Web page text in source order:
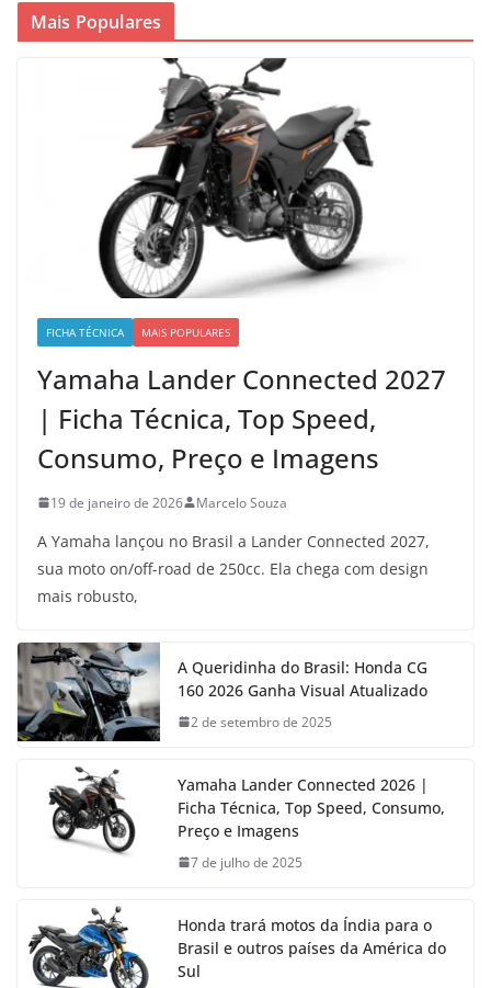
Mais Populares
FICHA TÉCNICA MAIS POPULARES
Yamaha Lander Connected 2027
| Ficha Técnica, Top Speed,
Consumo, Preço e Imagens
19 de janeiro de 2026 Marcelo Souza
A Yamaha lançou no Brasil a Lander Connected 2027,
sua moto on/off-road de 250cc. Ela chega com design
mais robusto,
A Queridinha do Brasil: Honda CG
160 2026 Ganha Visual Atualizado
2 de setembro de 2025
Yamaha Lander Connected 2026 |
Ficha Técnica, Top Speed, Consumo,
Preço e Imagens
7 de julho de 2025
Honda trará motos da Índia para o
Brasil e outros países da América do
Sul